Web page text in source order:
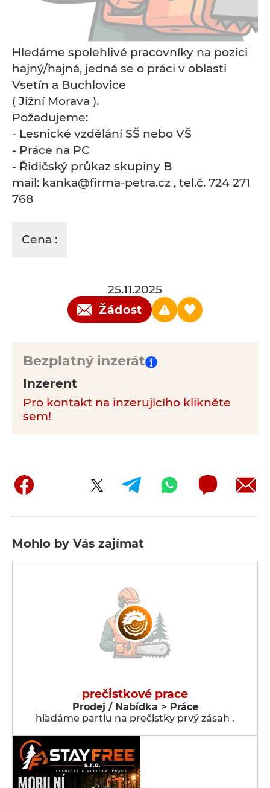
Hledáme spolehlivé pracovníky na pozici
hajný/hajná, jedná se o práci v oblasti
Vsetín a Buchlovice
( Jižní Morava ).
Požadujeme:
- Lesnické vzdělání SŠ nebo VŠ
- Práce na PC
- Řidičský průkaz skupiny B
mail: kanka@firma-petra.cz , tel.č. 724 271
768
Cena :
25.11.2025
Žádost
Bezplatný inzerát
Inzerent
Pro kontakt na inzerujícího klikněte
sem!
Mohlo by Vás zajímat
prečistkové prace
Prodej / Nabídka > Práce
hľadáme partiu na prečistky prvý zásah .